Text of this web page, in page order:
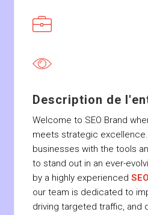
Description de
Welcome to SEO Brand
meets strategic
businesses with the tools
to stand out in an ever-
by a highly experienced
our team is dedicated to
driving targeted traffic, and